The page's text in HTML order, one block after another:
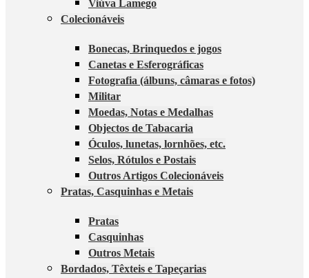
Viúva Lamego
Colecionáveis
Bonecas, Brinquedos e jogos
Canetas e Esferográficas
Fotografia (álbuns, câmaras e fotos)
Militar
Moedas, Notas e Medalhas
Objectos de Tabacaria
Óculos, lunetas, lornhões, etc.
Selos, Rótulos e Postais
Outros Artigos Colecionáveis
Pratas, Casquinhas e Metais
Pratas
Casquinhas
Outros Metais
Bordados, Têxteis e Tapeçarias